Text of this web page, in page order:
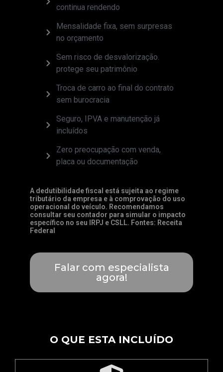
continua rendendo
Mensalidade fixa, sem surpresas
no orçamento
Sem risco de desvalorização.
protege seu patrimônio
Troca de carro ao final do contrato
sem burocracia
Seguro, IPVA e manutenção já
incluídos
Zero preocupação com venda,
placa ou documentação
A dedutibilidade fiscal está sujeita ao regime
tributário da empresa e à comprovação do uso
operacional do veículo. Recomendamos
consultar seu contador para simular o impacto
específico no seu IRPJ e CSLL. Fontes: Receita
Federal
Falar com especialista
agora!
O QUE ESTA INCLUÍDO